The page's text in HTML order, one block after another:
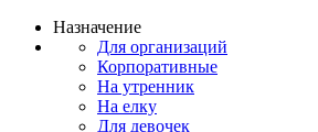
Назначение
Для организаций
Корпоративные
На утренник
На елку
Для девочек